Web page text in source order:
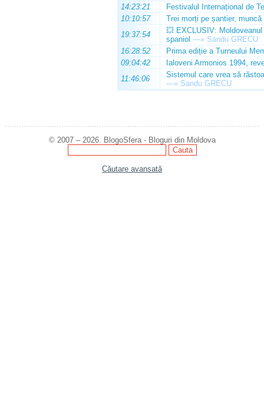
14:23:21
Festivalul Internațional de
10:10:57
Trei morți pe șantier, muncă
19:37:54
💥 EXCLUSIV:
spaniol —» Sandu GRECU
16:28:52
Prima ediție a Turneului
09:04:42
Ialoveni Armonios 1994,
11:46:06
Sistemul care vrea să
—» Sandu GRECU
© 2007 – 2026. BlogoSfera - Bloguri din Moldova
Căutare avansată